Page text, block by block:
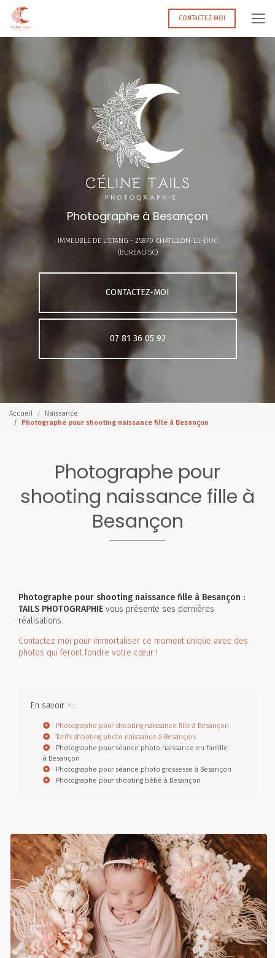
Aller
contenu
CONTACTEZ-MOI
Photographe à Besançon
IMMEUBLE DE L'ETANG - 25870 CHÂTILLON-LE-DUC
(BUREAU 5C)
CONTACTEZ-MOI
07 81 36 05 92
Accueil
Naissance
Photographe pour shooting naissance fille à Besançon
Photographe pour
shooting naissance fille à
Besançon
Photographe pour shooting naissance fille à Besançon :
TAILS PHOTOGRAPHIE vous présente ses dernières
réalisations.
Contactez moi pour immortaliser ce moment unique avec des
photos qui feront fondre votre cœur !
En savoir + :
Photographe pour shooting naissance fille à Besançon
Tarifs shooting photo naissance à Besançon.
Photographe pour séance photo naissance en famille
à Besançon
Photographe pour séance photo grossesse à Besançon
Photographe pour shooting bébé à Besançon